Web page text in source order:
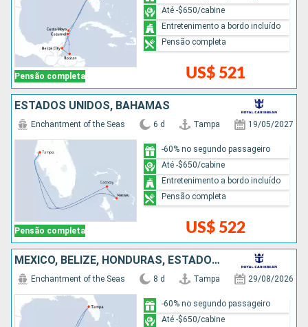
Pensão completa US$ 521
Até -$650/cabine
Entretenimento a bordo incluído
Pensão completa
ESTADOS UNIDOS, BAHAMAS
Pensão completa
Enchantment of the Seas 6 d Tampa 19/05/2027
US$ 522
-60% no segundo passageiro
Até -$650/cabine
Entretenimento a bordo incluído
Pensão completa
MÉXICO, BELIZE, HONDURAS, ESTADOS UNIDOS
Enchantment of the Seas 8 d Tampa 29/08/2026
-60% no segundo passageiro
Até -$650/cabine